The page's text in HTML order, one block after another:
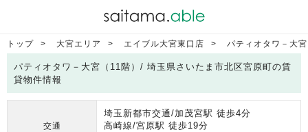
トップ 大宮エリア エイブル大宮東口店 パティオタワ－大
パティオタワ－大宮（11階）/ 埼玉県さいたま市北区宮原町の賃
貸物件情報
交通
埼玉新都市交通/加茂宮駅 徒歩4分
高崎線/宮原駅 徒歩19分